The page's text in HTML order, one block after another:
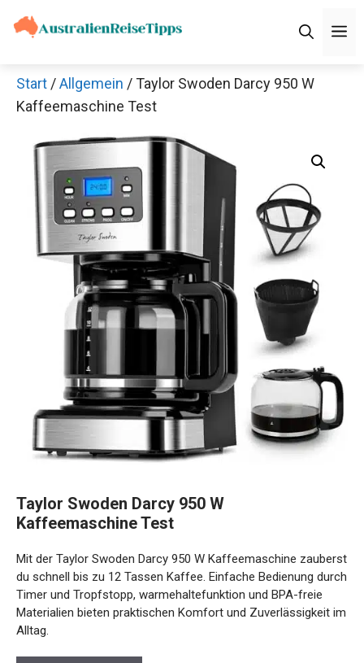
Inhalt
Start /Allgemein / Taylor Swoden Darcy 950 W
Kaffeemaschine Test
Taylor Swoden Darcy 950 W
Kaffeemaschine Test
Mit der Taylor Swoden Darcy 950 W Kaffeemaschine zauberst
du schnell bis zu 12 Tassen Kaffee. Einfache Bedienung durch
Timer und Tropfstopp, warmehaltefunktion und BPA-freie
Materialien bieten praktischen Komfort und Zuverlässigkeit im
Alltag.